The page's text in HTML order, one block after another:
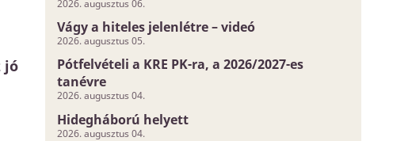
jó
2026. augusztus 06.
Vágy a hiteles jelenlétre – videó
2026. augusztus 05.
Pótfelvételi a KRE PK-ra, a 2026/2027-es
tanévre
2026. augusztus 04.
Hidegháború helyett
2026. augusztus 04.